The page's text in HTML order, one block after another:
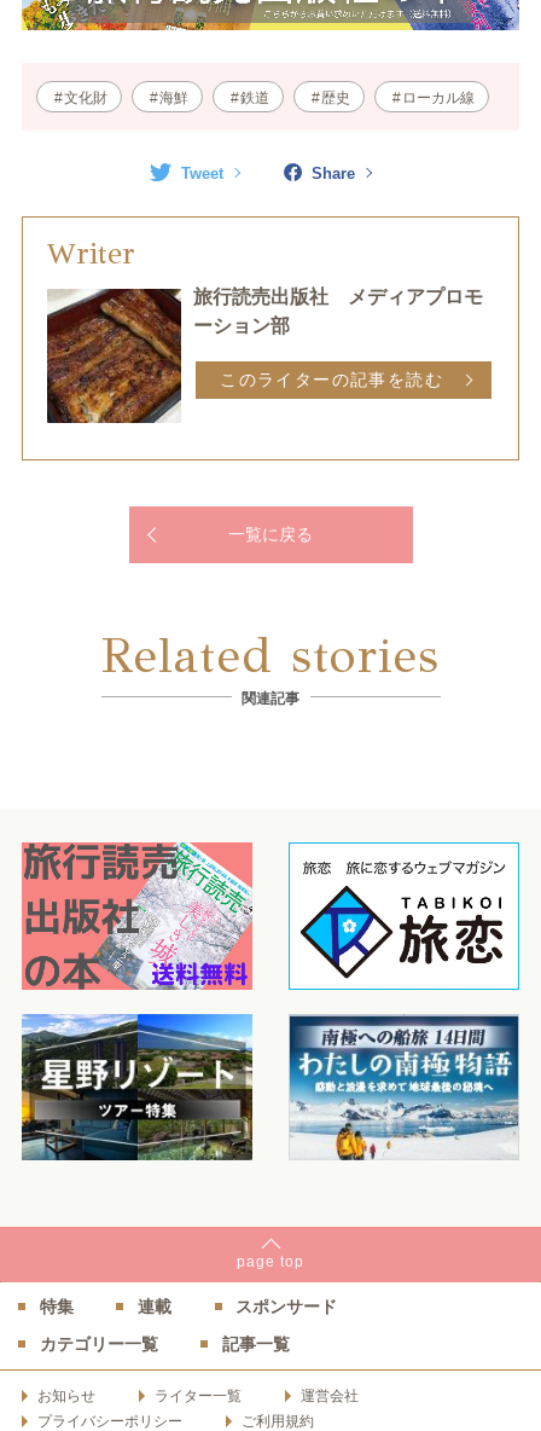
文化財 海鮮 鉄道 歴史 ローカル線
Tweet Share
Writer
旅行読売出版社 メディアプロモ
ーション部
このライターの記事を読む
一覧に戻る
Related stories
関連記事
page top
特集 連載
スポンサード
カテゴリー一覧
記事一覧
お知らせ ライター一覧
運営会社
プライバシーポリシー
ご利用規約